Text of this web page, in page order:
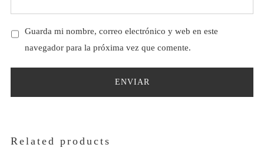
Guarda mi nombre, correo electrónico y web en este
navegador para la próxima vez que comente.
Related products